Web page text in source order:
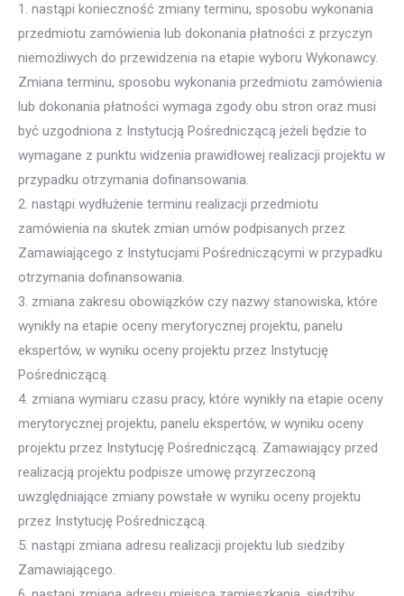
1. nastąpi konieczność zmiany terminu, sposobu wykonania
przedmiotu zamówienia lub dokonania płatności z przyczyn
niemożliwych do przewidzenia na etapie wyboru Wykonawcy.
Zmiana terminu, sposobu wykonania przedmiotu zamówienia
lub dokonania płatności wymaga zgody obu stron oraz musi
być uzgodniona z Instytucją Pośredniczącą jeżeli będzie to
wymagane z punktu widzenia prawidłowej realizacji projektu w
przypadku otrzymania dofinansowania.
2. nastąpi wydłużenie terminu realizacji przedmiotu
zamówienia na skutek zmian umów podpisanych przez
Zamawiającego z Instytucjami Pośredniczącymi w przypadku
otrzymania dofinansowania.
3. zmiana zakresu obowiązków czy nazwy stanowiska, które
wynikły na etapie oceny merytorycznej projektu, panelu
ekspertów, w wyniku oceny projektu przez Instytucję
Pośredniczącą.
4. zmiana wymiaru czasu pracy, które wynikły na etapie oceny
merytorycznej projektu, panelu ekspertów, w wyniku oceny
projektu przez Instytucję Pośredniczącą. Zamawiający przed
realizacją projektu podpisze umowę przyrzeczoną
uwzględniające zmiany powstałe w wyniku oceny projektu
przez Instytucję Pośredniczącą.
5. nastąpi zmiana adresu realizacji projektu lub siedziby
Zamawiającego.